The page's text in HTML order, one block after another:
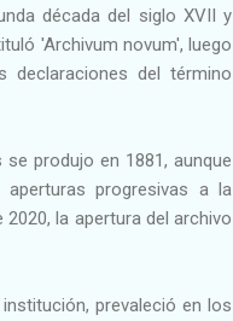
década del siglo XVII y
'Archivum novum', luego
declaraciones del término
produjo en 1881, aunque
progresivas a la
la apertura del archivo
prevaleció en los